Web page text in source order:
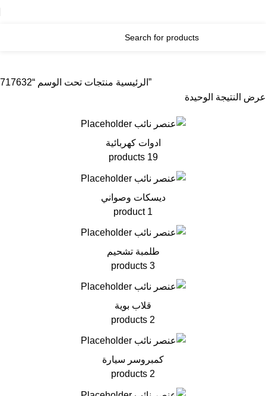
الرئيسية منتجات تحت الوسم “717632”
عرض النتيجة الوحيدة
ادوات كهربائية
19 products
ديسكات وصواني
1 product
طلمبة تشحيم
3 products
قلاب بوية
2 products
كمبروسر سيارة
2 products